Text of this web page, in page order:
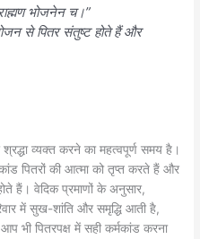
भोजनेन च।”
से पितर संतुष्ट होते हैं और
श्रद्धा व्यक्त करने का महत्वपूर्ण समय है।
पितरों की आत्मा को तृप्त करते हैं और
हैं। वेदिक प्रमाणों के अनुसार,
में सुख-शांति और समृद्धि आती है,
भी पितरपक्ष में सही कर्मकांड करना